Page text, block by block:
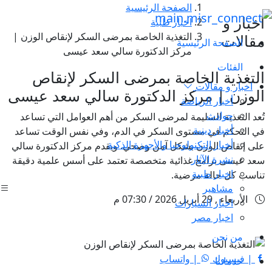
الصفحة الرئيسية
الفئات
اخبار و مقالات
أخبار الرياضة
حوادث
أخبار دينية
أخبار التكنولوجيا والأجهزة الذكية
نشرة الآثار
اخبار طبية
مشاهير
اخبار السيارات
اخبار مصر
من نحن
خدماتنا
اخبار و
مقالات
الصفحة الرئيسية
اخبار طبية
التغذية الخاصة بمرضى السكر لإنقاص الوزن |
مركز الدكتورة سالي سعد عيسى
التغذية الخاصة بمرضى السكر لإنقاص
الوزن | مركز الدكتورة سالي سعد عيسى
تُعد التغذية السليمة لمرضى السكر من أهم العوامل التي تساعد
في التحكم في مستوى السكر في الدم، وفي نفس الوقت تساعد
على إنقاص الوزن بشكل آمن وصحي. ويقدم مركز الدكتورة سالي
سعد عيسى برامج غذائية متخصصة تعتمد على أسس علمية دقيقة
تناسب كل حالة مرضية.
الأربعاء , 29 أبريل 2026 / 07:30 م
| فيسبوك | واتساب